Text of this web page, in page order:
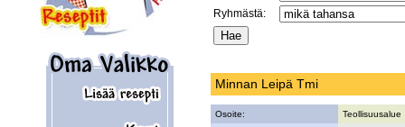
Ryhmästä:
Minnan Leipä Tmi
Osoite:
Teollisuusalue